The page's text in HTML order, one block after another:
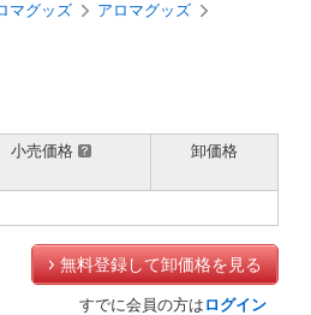
マグッズ
アロマグッズ
小売価格 卸価格
無料登録して卸価格を見る
すでに会員の方は ログイン